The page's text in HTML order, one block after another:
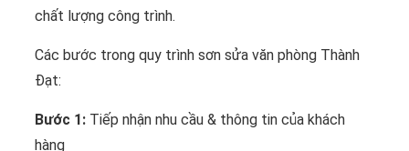
chất lượng công trình.
Các bước trong quy trình sơn sửa văn phòng Thành
Đạt:
Bước 1: Tiếp nhận nhu cầu & thông tin của khách
hàng